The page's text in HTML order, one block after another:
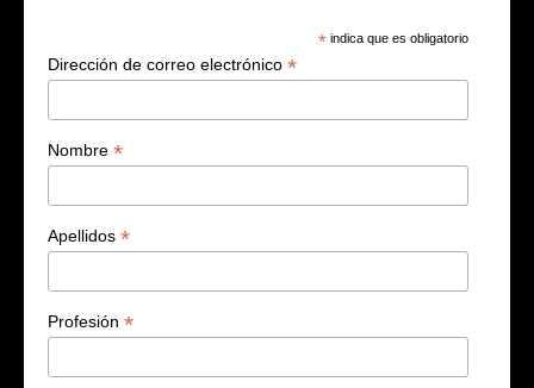
* indica que es obligatorio
Dirección de correo electrónico *
Nombre *
Apellidos *
Profesión *